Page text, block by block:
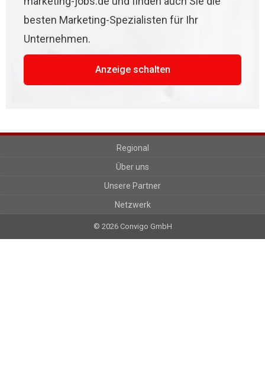
besten Marketing-Spezialisten für Ihr
Unternehmen.
Anzeige schalten
Regional
Über uns
Unsere Partner
Netzwerk
© 2026 Convigo GmbH